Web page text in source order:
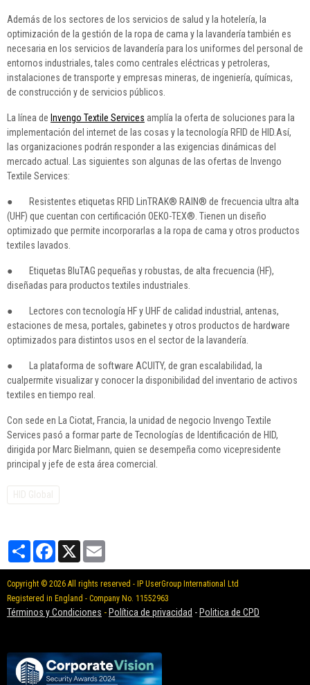
Además de los sectores de los servicios de salud y la hotelería, la
optimización de la gestión de la ropa de cama y la lavandería también es
necesaria en los servicios de lavandería para los uniformes del personal de
entornos industriales, tales como centrales eléctricas y petroleras,
instalaciones de transporte y empresas mineras, de ingeniería, químicas,
de construcción y de servicios públicos.
La línea de Invengo Textile Services amplía la oferta de soluciones para la
implementación del internet de las cosas y la tecnología RFID de HID.Así,
las organizaciones podrán responder a las exigencias dinámicas del
mercado actual. Las siguientes son algunas de las ofertas de Invengo
Textile Services:
● Resistentes etiquetas RFID LinTRAK® RAIN® de frecuencia ultra alta
(UHF) que cuentan con certificación OEKO-TEX®. Tienen un diseño
optimizado que permite incorporarlas a la ropa de cama y otros productos
textiles lavados.
● Etiquetas BluTAG pequeñas y robustas, de alta frecuencia (HF),
diseñadas para productos textiles industriales.
● Lectores con tecnología HF y UHF de calidad industrial, antenas,
estaciones de mesa, portales, gabinetes y otros productos de hardware
optimizados para distintos usos en el sector de la lavandería.
● La plataforma de software ACUITY, de gran escalabilidad, la
cualpermite visualizar y conocer la disponibilidad del inventario de activos
textiles en tiempo real.
Con sede en La Ciotat, Francia, la unidad de negocio Invengo Textile
Services pasó a formar parte de Tecnologías de Identificación de HID,
dirigida por Marc Bielmann, quien se desempeña como vicepresidente
principal y jefe de esta área comercial.
HID Global
PartagerFacebook
X
Copyright © 2026 All rights reserved - IP UserGroup International Ltd
Registered in England - Company No. 11552963
Términos y Condiciones - Política de privacidad - Politica de CPD